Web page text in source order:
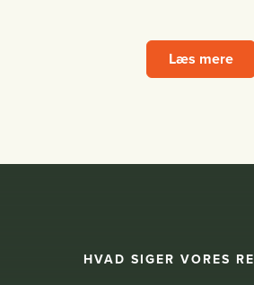
Læs mere
HVAD SIGER VORES